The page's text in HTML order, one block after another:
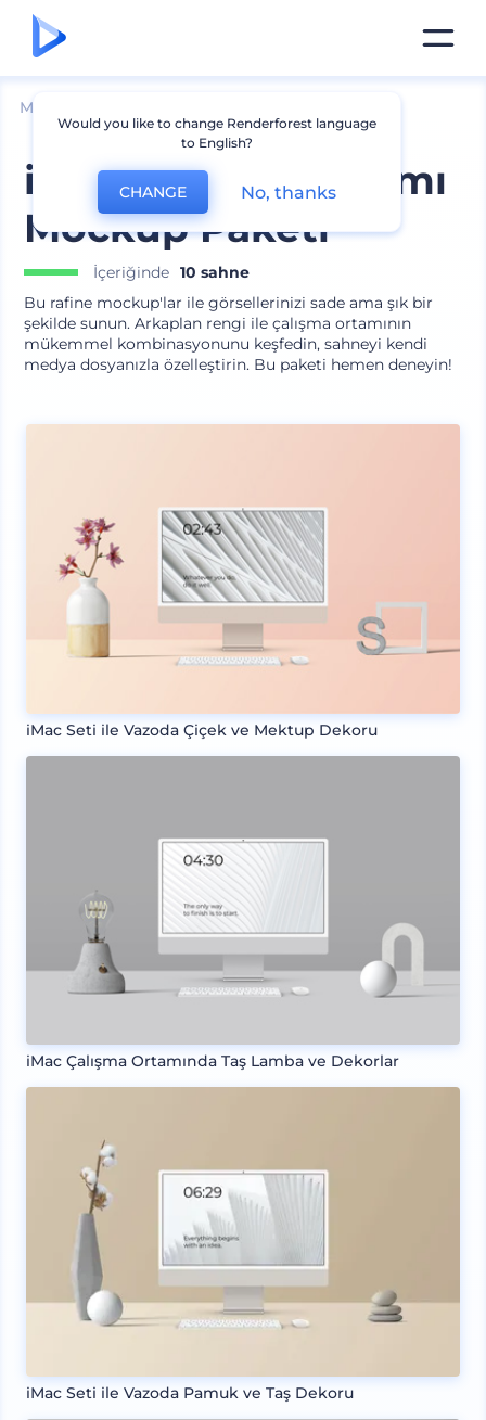
Mockuplar
iMac Çalışma Ortamı
Mockup Paketi
İçeriğinde 10 sahne
Bu rafine mockup'lar ile görsellerinizi sade ama şık bir
şekilde sunun. Arkaplan rengi ile çalışma ortamının
mükemmel kombinasyonunu keşfedin, sahneyi kendi
medya dosyanızla özelleştirin. Bu paketi hemen deneyin!
iMac Seti ile Vazoda Çiçek ve Mektup Dekoru
iMac Çalışma Ortamında Taş Lamba ve Dekorlar
iMac Seti ile Vazoda Pamuk ve Taş Dekoru
Would you like to change Renderforest language
to English?
CHANGE No, thanks